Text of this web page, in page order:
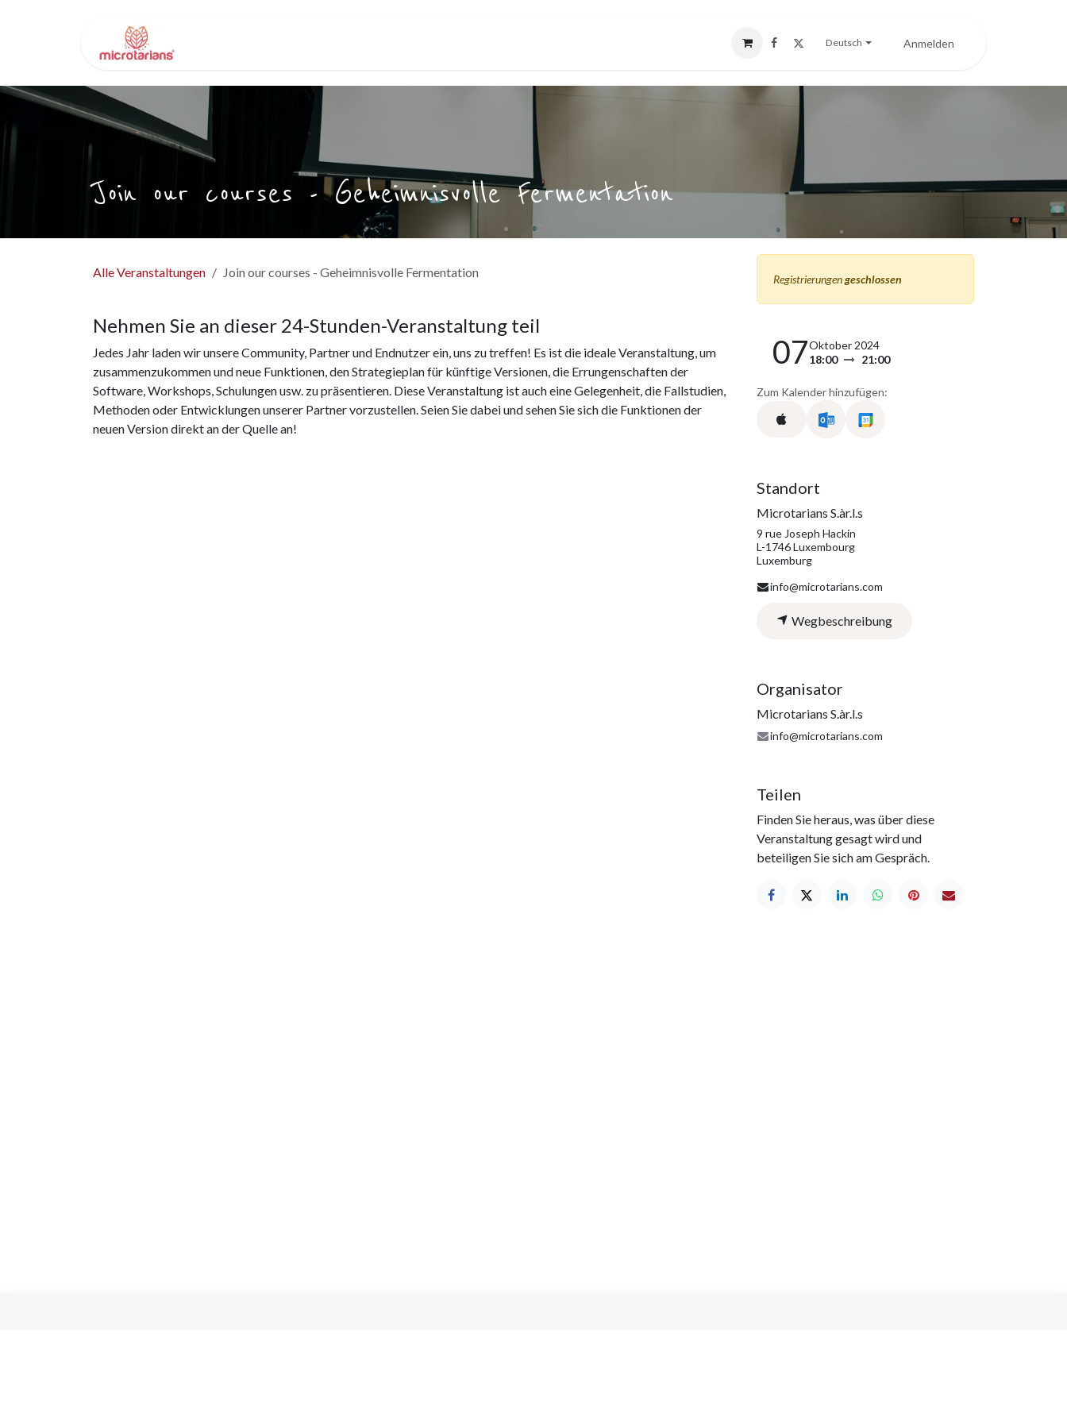
Deutsch Anmelden
Join our courses - Geheimnisvolle Fermentation
Alle Veranstaltungen Join our courses - Geheimnisvolle Fermentation
Nehmen Sie an dieser 24-Stunden-Veranstaltung teil
Jedes Jahr laden wir unsere Community, Partner und Endnutzer ein, uns zu treffen! Es ist die ideale Veranstaltung, um
zusammenzukommen und neue Funktionen, den Strategieplan für künftige Versionen, die Errungenschaften der
Software, Workshops, Schulungen usw. zu präsentieren. Diese Veranstaltung ist auch eine Gelegenheit, die Fallstudien,
Methoden oder Entwicklungen unserer Partner vorzustellen. Seien Sie dabei und sehen Sie sich die Funktionen der
neuen Version direkt an der Quelle an!
Registrierungengeschlossen
07Oktober 2024
18:00
21:00
Zum Kalender hinzufügen:
Standort
Microtarians S.àr.l.s
9 rue Joseph Hackin
L-1746 Luxembourg
Luxemburg
info@microtarians.com
Wegbeschreibung
Organisator
Microtarians S.àr.l.s
info@microtarians.com
Teilen
Finden Sie heraus, was über diese
Veranstaltung gesagt wird und
beteiligen Sie sich am Gespräch.